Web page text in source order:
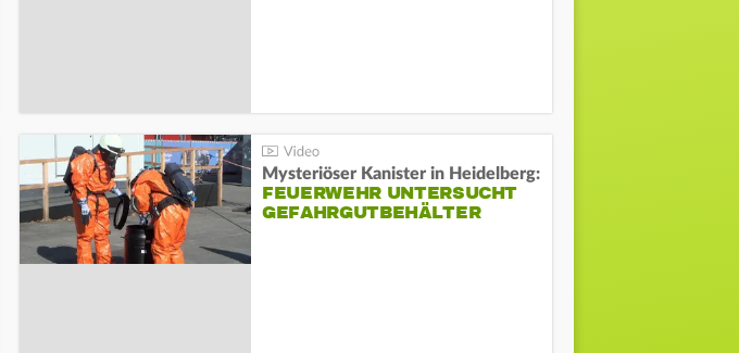
Mysteriöser Kanister in Heidelberg:
FEUERWEHR UNTERSUCHT
GEFAHRGUTBEHÄLTER